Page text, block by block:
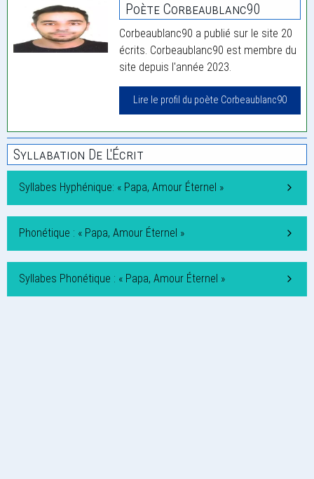
Poète Corbeaublanc90
Corbeaublanc90 a publié sur le site 20
écrits. Corbeaublanc90 est membre du
site depuis l'année 2023.
Lire le profil du poète Corbeaublanc90
Syllabation De L'Écrit
Syllabes Hyphénique: « Papa, Amour Éternel »
Phonétique : « Papa, Amour Éternel »
Syllabes Phonétique : « Papa, Amour Éternel »